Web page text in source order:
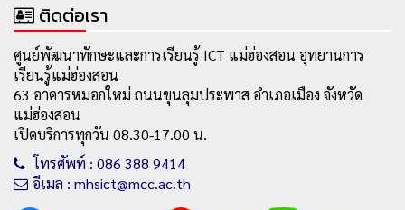
ติดต่อเรา
ศูนย์พัฒนาทักษะและการเรียนรู้ ICT แม่ฮ่องสอน อุทยานการ
เรียนรู้แม่ฮ่องสอน
63 อาคารหมอกใหม่ ถนนขุนลุมประพาส อำเภอเมือง จังหวัด
แม่ฮ่องสอน
เปิดบริการทุกวัน 08.30-17.00 น.
โทรศัพท์ : 086 388 9414
อีเมล : mhsict@mcc.ac.th